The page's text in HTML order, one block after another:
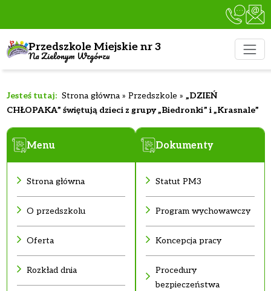
Przedszkole Miejskie nr 3
Na Zielonym Wzgórzu
Strona główna» Przedszkole » „DZIEŃ
CHŁOPAKA” świętują dzieci z grupy „Biedronki” i „Krasnale”
Menu
Strona główna
O przedszkolu
Oferta
Rozkład dnia
Dokumenty
Statut PM3
Program wychowawczy
Koncepcja pracy
Procedury
bezpieczeństwa